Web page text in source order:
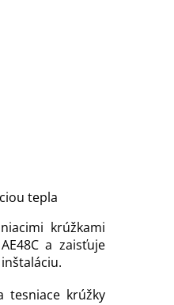
tepla
krúžkami
a zaisťuje
tesniace krúžky